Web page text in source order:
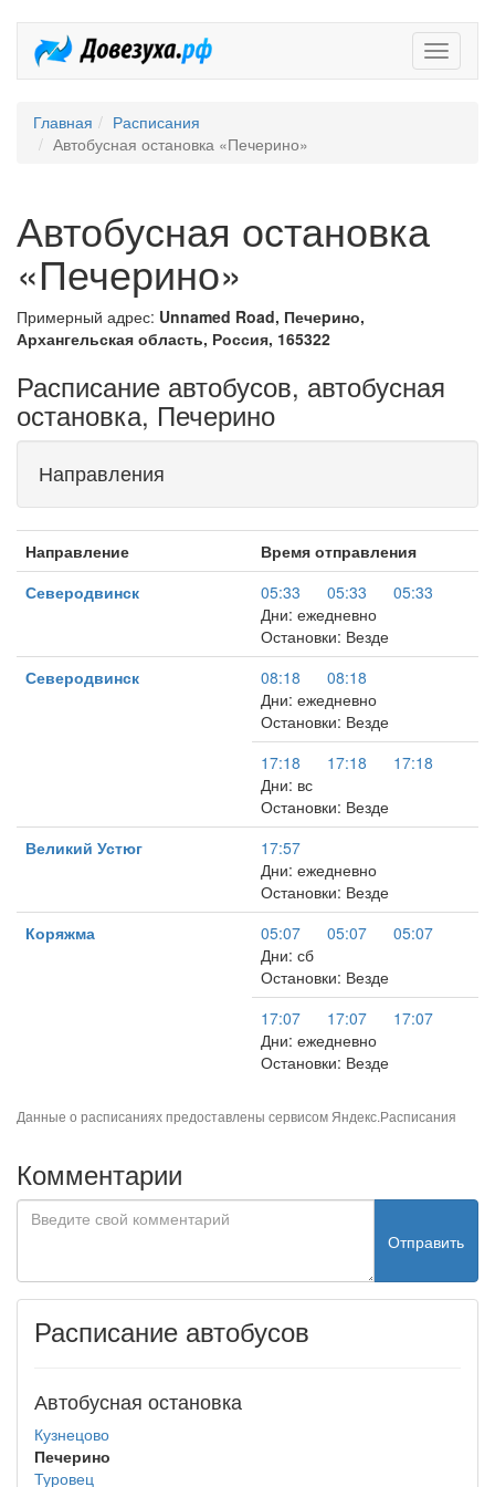
Главная
Расписания
Автобусная остановка «Печерино»
Автобусная остановка
«Печерино»
Примерный адрес: Unnamed Road, Печеpино,
Архангельская область, Россия, 165322
Расписание автобусов, автобусная
остановка, Печерино
Направления
Направление
Время отправления
Северодвинск
05:33 05:33
05:33
Дни: ежедневно
Остановки: Везде
Северодвинск
08:18
08:18
Дни: ежедневно
Остановки: Везде
17:18
17:18
17:18
Дни: вс
Остановки: Везде
Великий Устюг
17:57
Дни: ежедневно
Остановки: Везде
Коряжма
05:07 05:07
05:07
Дни: сб
Остановки: Везде
17:07
17:07
17:07
Дни: ежедневно
Остановки: Везде
Данные о расписаниях предоставлены сервисом Яндекс.Расписания
Комментарии
Отправить
Расписание автобусов
Автобусная остановка
Кузнецово
Печерино
Туровец